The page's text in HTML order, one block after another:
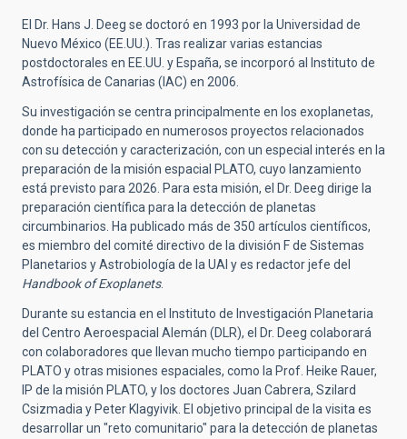
El Dr. Hans J. Deeg se doctoró en 1993 por la Universidad de
Nuevo México (EE.UU.). Tras realizar varias estancias
postdoctorales en EE.UU. y España, se incorporó al Instituto de
Astrofísica de Canarias (IAC) en 2006.
Su investigación se centra principalmente en los exoplanetas,
donde ha participado en numerosos proyectos relacionados
con su detección y caracterización, con un especial interés en la
preparación de la misión espacial PLATO, cuyo lanzamiento
está previsto para 2026. Para esta misión, el Dr. Deeg dirige la
preparación científica para la detección de planetas
circumbinarios. Ha publicado más de 350 artículos científicos,
es miembro del comité directivo de la división F de Sistemas
Planetarios y Astrobiología de la UAI y es redactor jefe del
Handbook of Exoplanets.
Durante su estancia en el Instituto de Investigación Planetaria
del Centro Aeroespacial Alemán (DLR), el Dr. Deeg colaborará
con colaboradores que llevan mucho tiempo participando en
PLATO y otras misiones espaciales, como la Prof. Heike Rauer,
IP de la misión PLATO, y los doctores Juan Cabrera, Szilard
Csizmadia y Peter Klagyivik. El objetivo principal de la visita es
desarrollar un "reto comunitario" para la detección de planetas